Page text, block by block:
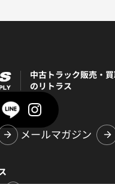
中古トラック販売・
のリトラス
メールマガジン